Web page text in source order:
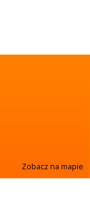
Zobacz na mapie